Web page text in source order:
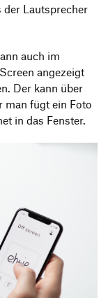
der Lautsprecher
auch im
angezeigt
Der kann über
man fügt ein Foto
in das Fenster.